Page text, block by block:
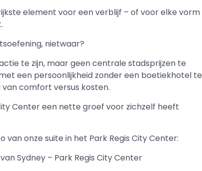
element voor een verblijf – of voor elke vorm
nietwaar?
te zijn, maar geen centrale stadsprijzen te
een persoonlijkheid zonder een boetiekhotel te
van comfort versus kosten.
Center een nette groef voor zichzelf heeft
van onze suite in het Park Regis City Center:
Sydney – Park Regis City Center